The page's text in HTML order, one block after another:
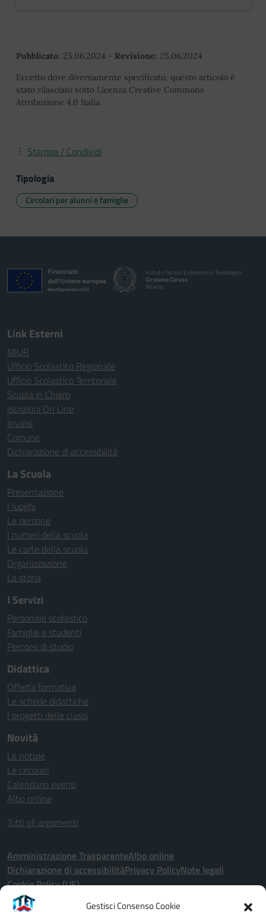
Gestisci Consenso Cookie
Pubblicato: 25.06.2024 - Revisione: 25.06.2024
Eccetto dove diversamente specificato, questo articolo è
stato rilasciato sotto Licenza Creative Commons
Attribuzione 4.0 Italia.
Stampa / Condividi
Tipologia
Circolari per alunni e famiglie
Istituto Tecnico Economico e Tecnologico
Girolamo Caruso
Alcamo
Link Esterni
MIUR
Ufficio Scolastico Regionale
Ufficio Scolastico Territoriale
Scuola in Chiaro
Iscrizioni On Line
Invalsi
Comune
Dichiarazione di accessibilità
La Scuola
Presentazione
I luoghi
Le persone
I numeri della scuola
Le carte della scuola
Organizzazione
La storia
I Servizi
Personale scolastico
Famiglie e studenti
Percorsi di studio
Didattica
Offerta formativa
Le schede didattiche
I progetti delle classi
Novità
Le notizie
Le circolari
Calendario eventi
Albo online
Tutti gli argomenti
Amministrazione TrasparenteAlbo online
Dichiarazione di accessibilitàPrivacy PolicyNote legali
Cookie Policy (UE)
Seguici su: